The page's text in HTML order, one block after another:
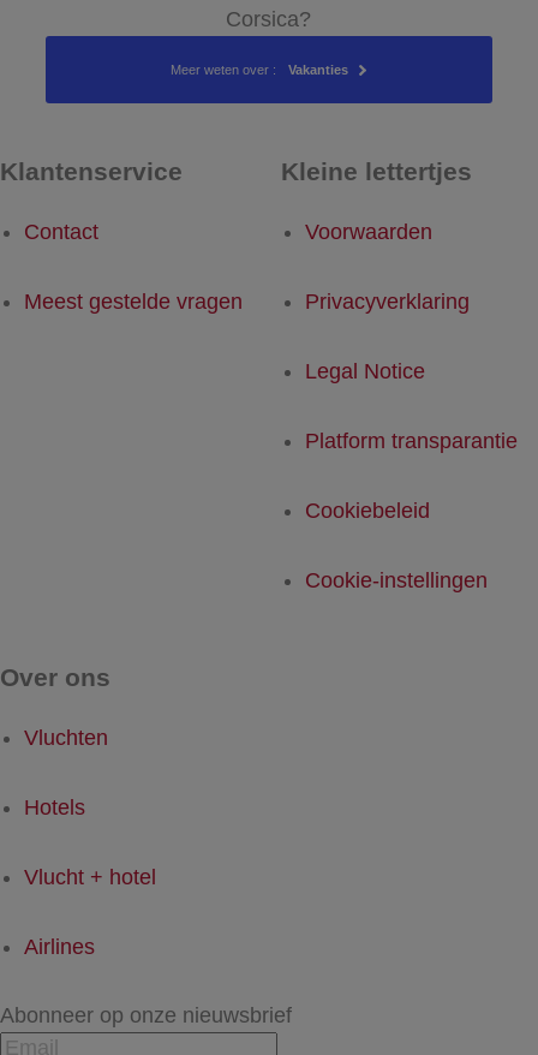
Corsica?
Meer weten over : Vakanties
Klantenservice
Contact
Meest gestelde vragen
Kleine lettertjes
Voorwaarden
Privacyverklaring
Legal Notice
Platform transparantie
Cookiebeleid
Cookie-instellingen
Over ons
Vluchten
Hotels
Vlucht + hotel
Airlines
Abonneer op onze nieuwsbrief